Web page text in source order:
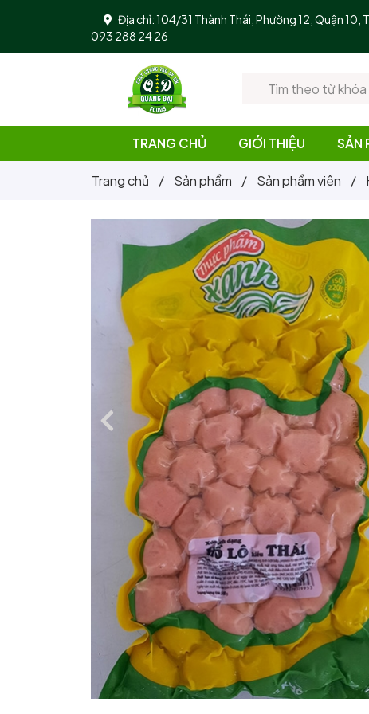
Địa chỉ: 104/31 Thành Thái, Phường 12, Quận 10,
093 288 24 26
TRANG CHỦ GIỚI THIỆU SẢN
Trang chủ / Sản phẩm / Sản phẩm viên /